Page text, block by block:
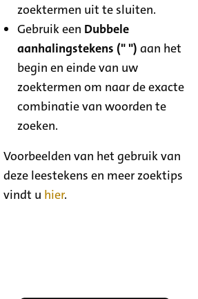
zoektermen uit te sluiten.
Gebruik een Dubbele
aanhalingstekens (" ") aan het
begin en einde van uw
zoektermen om naar de exacte
combinatie van woorden te
zoeken.
Voorbeelden van het gebruik van
deze leestekens en meer zoektips
vindt u hier.